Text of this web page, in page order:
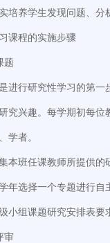
培养学生发现问题、分
课程的实施步骤
题
进行研究性学习的第
究兴趣。每学期初每
学者。
本班任课教师所提供
年选择一个专题进行
小组课题研究安排表要
审